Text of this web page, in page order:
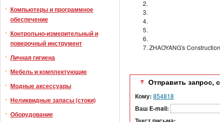
Компьютеры и программное
обеспечение
Контрольно-измерительный и
поверочный инструмент
Личная гигиена
Мебель и комплектующие
Модные аксессуары
Неликвидные запасы (стоки)
Оборудование
ZHAOYANG's
Отправить запрос,
Кому: 854818
Ваш E-mail: